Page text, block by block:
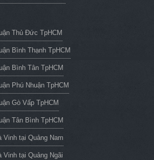
Thủ Đức TpHCM
Bình Thạnh TpHCM
Bình Tân TpHCM
Phú Nhuận TpHCM
Gò Vấp TpHCM
Tân Bình TpHCM
Vinh tại Quảng Nam
Vinh tại Quảng Ngãi